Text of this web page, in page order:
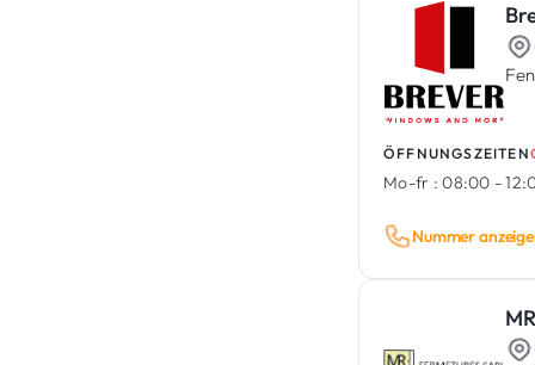
ÖFFNUNGSZEITEN
Mo-fr : 08:00 -
Nummer